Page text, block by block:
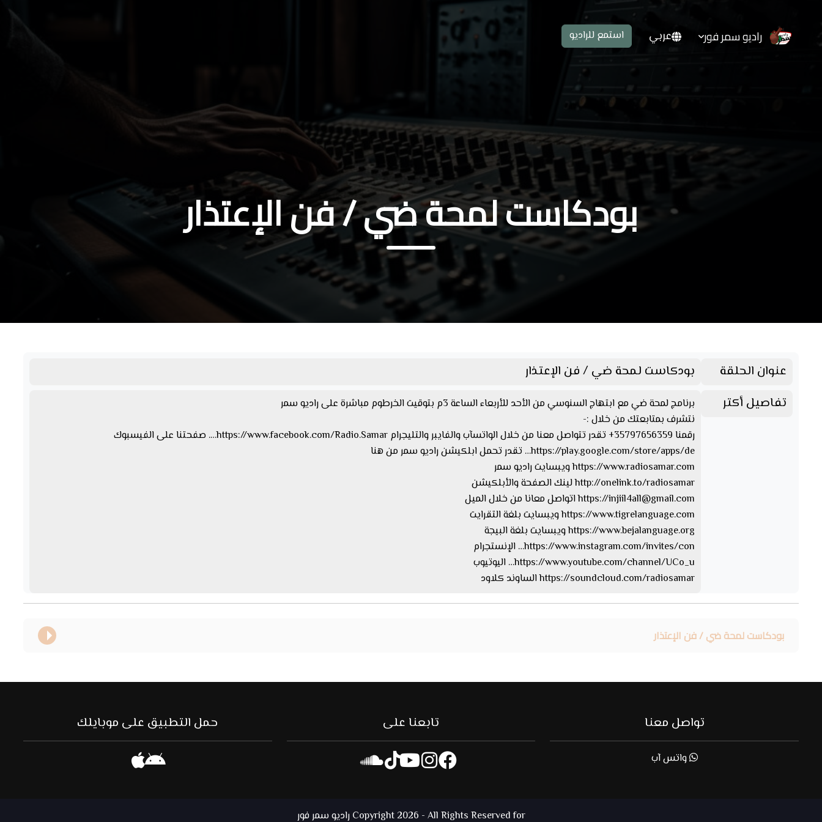
راديو سمر فور عربي استمع للراديو
بودكاست لمحة ضي / فن الإعتذار
عنوان الحلقة
بودكاست لمحة ضي / فن الإعتذار
تفاصيل أكتر
برنامج لمحة ضي مع ابتهاج السنوسي من الأحد للأربعاء الساعة 3م بتوقيت الخرطوم مباشرة على راديو سمر
نتشرف بمتابعتك من خلال :-
رقمنا 35797656359+ تقدر تتواصل معنا من خلال الواتسآب والفايبر والتليجرام https://www.facebook.com/Radio.Samar…. صفحتنا على الفيسبوك
https://play.google.com/store/apps/de… تقدر تحمل ابلكيشن راديو سمر من هنا
https://www.radiosamar.com ويبسايت راديو سمر
http://onelink.to/radiosamar لينك الصفحة والأبلكيشن
https://injiil4all@gmail.com
اتواصل معانا من خلال الميل
https://www.tigrelanguage.com ويبسايت بلغة التقرايت
https://www.bejalanguage.org ويبسايت بلغة البيجة
https://www.instagram.com/invites/con… الإنستجرام
https://www.youtube.com/channel/UCo_u… اليوتيوب
https://soundcloud.com/radiosamar الساوند كلاود
بودكاست لمحة ضي / فن الإعتذار
تواصل معنا
واتس آب
تابعنا على حمل التطبيق على موبايلك
Copyright 2026 - All Rights Reserved for راديو سمر فور